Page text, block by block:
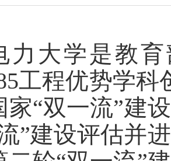
力大学是教
工程优势学科
家“双一流”建
”建设评估并